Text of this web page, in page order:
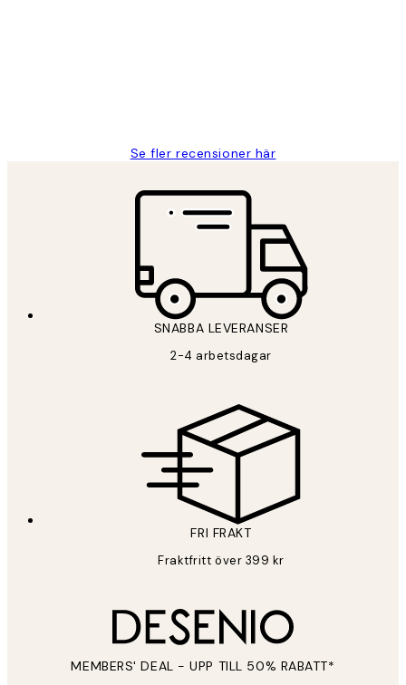
Se fler recensioner här
SNABBA LEVERANSER
2-4 arbetsdagar
FRI FRAKT
Fraktfritt över 399 kr
MEMBERS' DEAL - UPP TILL 50% RABATT*